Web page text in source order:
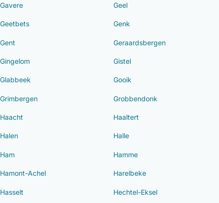
Gavere Geel
Geetbets Genk
Gent Geraardsbergen
Gingelom Gistel
Glabbeek Gooik
Grimbergen Grobbendonk
Haacht Haaltert
Halen Halle
Ham Hamme
Hamont-Achel Harelbeke
Hasselt Hechtel-Eksel